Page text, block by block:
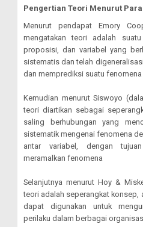
Pengertian Teori Menurut
Menurut pendapat Emory
mengatakan teori adalah
proposisi, dan variabel yang
sistematis dan telah
dan memprediksi suatu
Kemudian menurut Siswoyo
teori diartikan sebagai
saling berhubungan yang
sistematik mengenai fenomena
antar variabel, dengan
meramalkan fenomena
Selanjutnya menurut Hoy &
teori adalah seperangkat konsep,
dapat digunakan untuk
perilaku dalam berbagai